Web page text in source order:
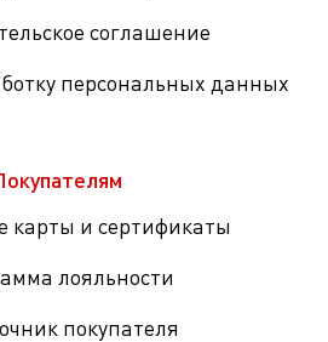
соглашение
персональных данных
карты и сертификаты
лояльности
покупателя